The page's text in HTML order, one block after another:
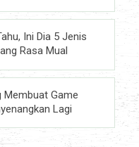
Ini Dia 5 Jenis
Rasa Mual
Membuat Game
Lagi